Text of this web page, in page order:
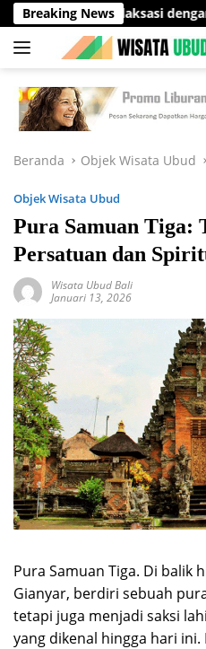
Langsung
ke
konten
Breaking News
Relaksasi dengan Sentuhan
Beranda Objek Wisata Ubud
Objek Wisata Ubud
Pura Samuan Tiga:
Persatuan dan
Wisata Ubud Bali
Januari 13, 2026
Pura Samuan Tiga. Di balik
Gianyar, berdiri sebuah
tetapi juga menjadi saksi
yang dikenal hingga hari ini.